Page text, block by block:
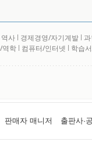
역사 l 경제경영/자기계발 l
역학 l 컴퓨터/인터넷 l 학습
판매자 매니저 출판사·